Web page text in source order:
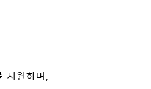
지원하며,